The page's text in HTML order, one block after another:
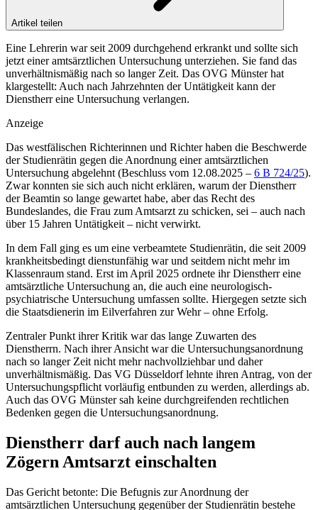
Artikel teilen
Eine Lehrerin war seit 2009 durchgehend erkrankt und sollte sich
jetzt einer amtsärztlichen Untersuchung unterziehen. Sie fand das
unverhältnismäßig nach so langer Zeit. Das OVG Münster hat
klargestellt: Auch nach Jahrzehnten der Untätigkeit kann der
Dienstherr eine Untersuchung verlangen.
Anzeige
Das westfälischen Richterinnen und Richter haben die Beschwerde
der Studienrätin gegen die Anordnung einer amtsärztlichen
Untersuchung abgelehnt (Beschluss vom 12.08.2025 – 6 B 724/25).
Zwar konnten sie sich auch nicht erklären, warum der Dienstherr
der Beamtin so lange gewartet habe, aber das Recht des
Bundeslandes, die Frau zum Amtsarzt zu schicken, sei – auch nach
über 15 Jahren Untätigkeit – nicht verwirkt.
In dem Fall ging es um eine verbeamtete Studienrätin, die seit 2009
krankheitsbedingt dienstunfähig war und seitdem nicht mehr im
Klassenraum stand. Erst im April 2025 ordnete ihr Dienstherr eine
amtsärztliche Untersuchung an, die auch eine neurologisch-
psychiatrische Untersuchung umfassen sollte. Hiergegen setzte sich
die Staatsdienerin im Eilverfahren zur Wehr – ohne Erfolg.
Zentraler Punkt ihrer Kritik war das lange Zuwarten des
Dienstherrn. Nach ihrer Ansicht war die Untersuchungsanordnung
nach so langer Zeit nicht mehr nachvollziehbar und daher
unverhältnismäßig. Das VG Düsseldorflehnte ihren Antrag, von der
Untersuchungspflicht vorläufig entbunden zu werden, allerdings ab.
Auch das OVG Münstersah keine durchgreifenden rechtlichen
Bedenken gegen die Untersuchungsanordnung.
Dienstherr darf auch nach langem
Zögern Amtsarzt einschalten
Das Gericht betonte: Die Befugnis zur Anordnung der
amtsärztlichen Untersuchung gegenüber der Studienrätin bestehe